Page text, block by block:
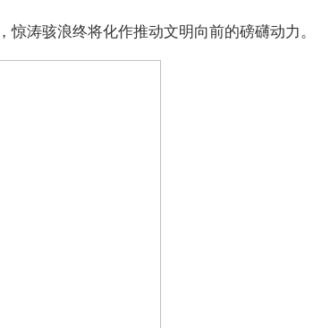
骇浪终将化作推动文明向前的磅礴动力。